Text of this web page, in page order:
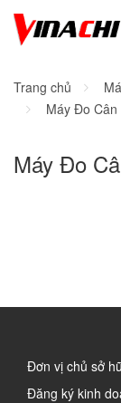
Trang chủ
Máy Đo Cân
Máy Đo
Đơn vị chủ sở
Đăng ký kinh